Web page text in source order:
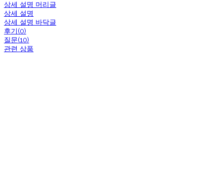
상세 설명 머리글
상세 설명
상세 설명 바닥글
후기(0)
질문(10)
관련 상품